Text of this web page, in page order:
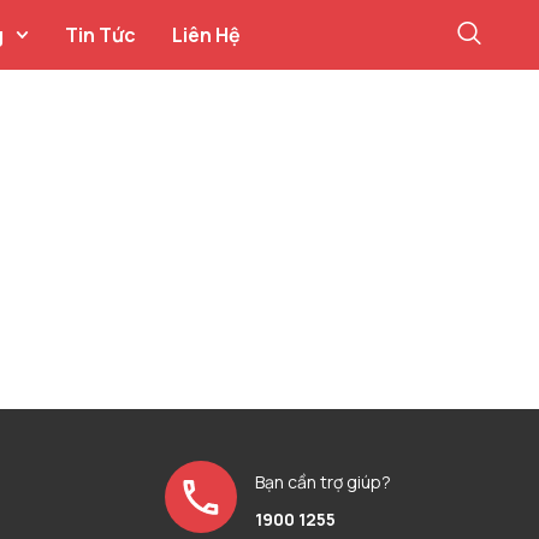
Tin Tức Liên Hệ
Bạn cần trợ giúp?
1900 1255